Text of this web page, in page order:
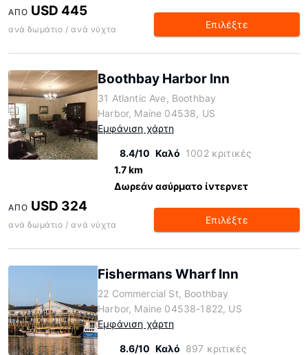
ΑΠΌ USD 445
ανά δωμάτιο / ανά νύχτα Επιλέξτε
Boothbay Harbor Inn
31 Atlantic Ave, Boothbay
Harbor, Maine 04538, US
Εμφάνιση χάρτη
8.4/10 Καλό 1002 κριτικές
1.7 km
Δωρεάν ασύρματο ίντερνετ
ΑΠΌ USD 324
ανά δωμάτιο / ανά νύχτα Επιλέξτε
Fishermans Wharf Inn
22 Commercial St, Boothbay
Harbor, Maine 04538-1822, US
Εμφάνιση χάρτη
8.6/10 Καλό 897 κριτικές